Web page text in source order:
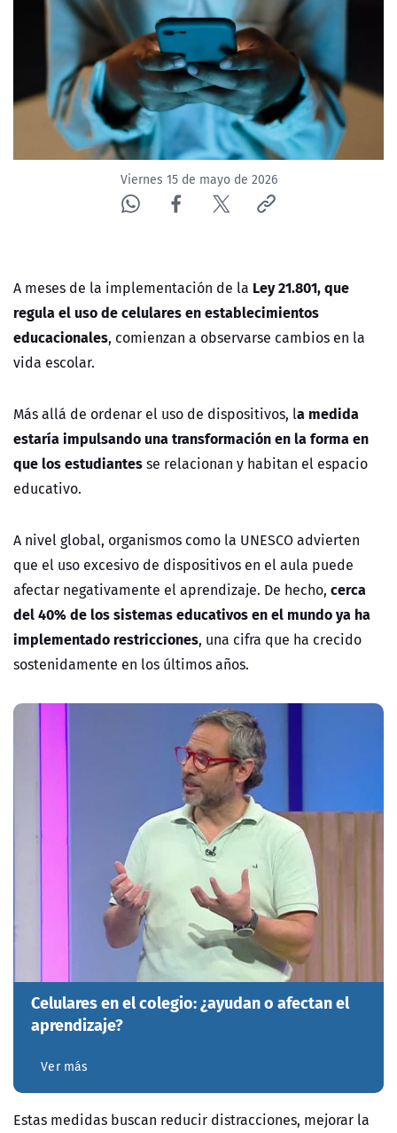
CORPORATIVO Y TRANSPARENCIA
CANAL DE DENUNCIAS
ÁREA DE PROYECTOS
Viernes 15 de mayo de 2026
A meses de la implementación de la Ley 21.801, que
regula el uso de celulares en establecimientos
educacionales, comienzan a observarse cambios en la
vida escolar.
Más allá de ordenar el uso de dispositivos, la medida
estaría impulsando una transformación en la forma en
que los estudiantesse relacionan y habitan el espacio
educativo.
A nivel global, organismos como la UNESCO advierten
que el uso excesivo de dispositivos en el aula puede
afectar negativamente el aprendizaje. De hecho, cerca
del 40% de los sistemas educativos en el mundo ya ha
implementado restricciones, una cifra que ha crecido
sostenidamente en los últimos años.
Celulares en el colegio: ¿ayudan o afectan el
aprendizaje?
Ver más
Estas medidas buscan reducir distracciones, mejorar la